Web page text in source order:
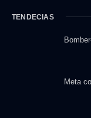
TENDECIAS
Meta